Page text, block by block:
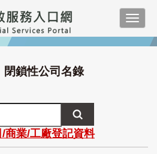
閉鎖性公司名錄
/商業/工廠登記資料